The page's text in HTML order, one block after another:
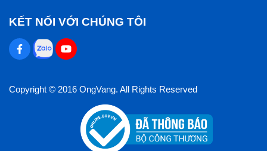
KẾT NỐI VỚI CHÚNG TÔI
Copyright © 2016 OngVang. All Rights Reserved